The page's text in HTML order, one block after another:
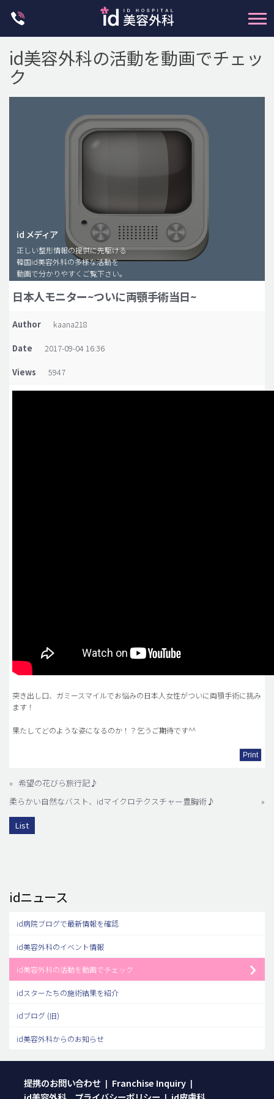
脂肪注入(アンチエイジング)
豊胸手術・バストアップ
プチ整形
脂肪吸引 (大容量)
id美容外科の活動を動画でチェッ
ク
id メディア
正しい整形情報の提供に先駆ける
韓国id美容外科の多様な活動を
動画で分かりやすくご覧下さい。
日本人モニター~ついに両顎手術当日~
Author kaana218
Date 2017-09-04 16:36
Views 5947
突き出し口、ガミースマイルでお悩みの日本人女性がついに両顎手術に挑み
ます！
果たしてどのような姿になるのか！？乞うご期待です^^
Print
« 希望の花びら旅行記♪
柔らかい自然なバスト、idマイクロテクスチャー豊胸術♪
»
List
idニュース
id病院ブログで最新情報を確認
id美容外科のイベント情報
id美容外科の活動を動画でチェック
idスターたちの施術結果を紹介
idブログ (旧)
id美容外科からのお知らせ
提携のお問い合わせ | Franchise Inquiry |